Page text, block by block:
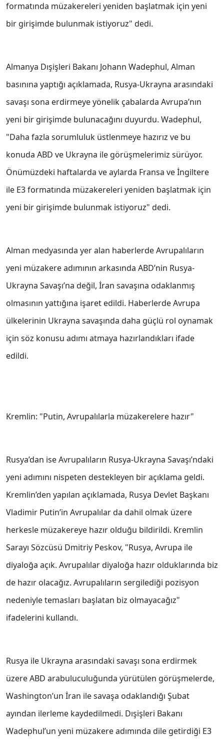
formatında müzakereleri yeniden başlatmak için yeni
bir girişimde bulunmak istiyoruz" dedi.
Almanya Dışişleri Bakanı Johann Wadephul, Alman
basınına yaptığı açıklamada, Rusya-Ukrayna arasındaki
savaşı sona erdirmeye yönelik çabalarda Avrupa’nın
yeni bir girişimde bulunacağını duyurdu. Wadephul,
"Daha fazla sorumluluk üstlenmeye hazırız ve bu
konuda ABD ve Ukrayna ile görüşmelerimiz sürüyor.
Önümüzdeki haftalarda ve aylarda Fransa ve İngiltere
ile E3 formatında müzakereleri yeniden başlatmak için
yeni bir girişimde bulunmak istiyoruz" dedi.
Alman medyasında yer alan haberlerde Avrupalıların
yeni müzakere adımının arkasında ABD’nin Rusya-
Ukrayna Savaşı’na değil, İran savaşına odaklanmış
olmasının yattığına işaret edildi. Haberlerde Avrupa
ülkelerinin Ukrayna savaşında daha güçlü rol oynamak
için söz konusu adımı atmaya hazırlandıkları ifade
edildi.
Kremlin: "Putin, Avrupalılarla müzakerelere hazır"
Rusya’dan ise Avrupalıların Rusya-Ukrayna Savaşı’ndaki
yeni adımını nispeten destekleyen bir açıklama geldi.
Kremlin’den yapılan açıklamada, Rusya Devlet Başkanı
Vladimir Putin’in Avrupalılar da dahil olmak üzere
herkesle müzakereye hazır olduğu bildirildi. Kremlin
Sarayı Sözcüsü Dmitriy Peskov, "Rusya, Avrupa ile
diyaloğa açık. Avrupalılar diyaloğa hazır olduklarında biz
de hazır olacağız. Avrupalıların sergilediği pozisyon
nedeniyle temasları başlatan biz olmayacağız"
ifadelerini kullandı.
Rusya ile Ukrayna arasındaki savaşı sona erdirmek
üzere ABD arabuluculuğunda yürütülen görüşmelerde,
Washington’un İran ile savaşa odaklandığı Şubat
ayından ilerleme kaydedilmedi. Dışişleri Bakanı
Wadephul’un yeni müzakere adımında dile getirdiği E3